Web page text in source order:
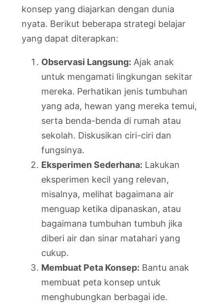
konsep yang diajarkan dengan dunia
nyata. Berikut beberapa strategi belajar
yang dapat diterapkan:
Observasi Langsung: Ajak anak
untuk mengamati lingkungan sekitar
mereka. Perhatikan jenis tumbuhan
yang ada, hewan yang mereka temui,
serta benda-benda di rumah atau
sekolah. Diskusikan ciri-ciri dan
fungsinya.
Eksperimen Sederhana: Lakukan
eksperimen kecil yang relevan,
misalnya, melihat bagaimana air
menguap ketika dipanaskan, atau
bagaimana tumbuhan tumbuh jika
diberi air dan sinar matahari yang
cukup.
Membuat Peta Konsep: Bantu anak
membuat peta konsep untuk
menghubungkan berbagai ide.